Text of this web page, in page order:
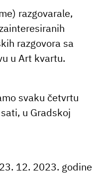
razgovarale,
razgovora sa
u Art kvartu.
svaku četvrtu
u Gradskoj
12. 2023. godine